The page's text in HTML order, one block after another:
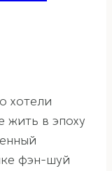
хотели
жить в эпоху
фэн-шуй